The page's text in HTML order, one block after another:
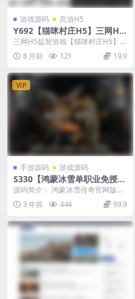
游戏源码 页游H5
Y692【猫咪村庄H5】三网H5
益智游戏2025最新整理WIN系
服务端+Linux手工服务端+教
程
三网H5益智游戏【猫咪村庄H5】2
025最新整理WIN系服务端+Linux
手工服...
8 月前 121 19.9
VIP
手游源码 游戏源码
S330【鸿蒙冰雪单职业免授权
版】战神引擎传奇手游最新整
理Win半手工服务端+充值后
台
源码简介： 鸿蒙冰雪传奇官网版是
一款拥有精美画风的冰雪传奇手
游。这款游戏吸引了许...
3 年前 444 99.9